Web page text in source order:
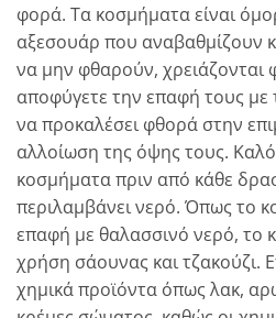
φορά. Τα κοσμήματα είναι
αξεσουάρ που αναβαθμίζουν
να μην φθαρούν,
αποφύγετε την επαφή τους με
να προκαλέσει φθορά στην
αλλοίωση της όψης τους. Καλό
κοσμήματα πριν από κάθε
περιλαμβάνει νερό. Όπως το
επαφή με θαλασσινό νερό, το
χρήση σάουνας και τζακούζι.
χημικά προϊόντα όπως λακ,